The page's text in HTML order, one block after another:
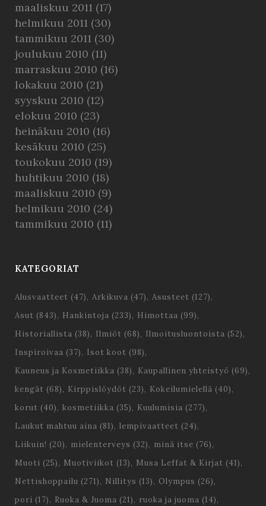
maaliskuu 2011 (17)
helmikuu 2011 (30)
tammikuu 2011 (30)
joulukuu 2010 (11)
marraskuu 2010 (16)
lokakuu 2010 (21)
syyskuu 2010 (12)
elokuu 2010 (23)
heinäkuu 2010 (16)
kesäkuu 2010 (25)
toukokuu 2010 (19)
huhtikuu 2010 (18)
maaliskuu 2010 (9)
helmikuu 2010 (24)
tammikuu 2010 (11)
KATEGORIAT
Alusvaatteet (47) Arkikuva (47) Asusteet (127)
Asut (843) Hankintoja (233) Himottaa (99)
Historiallista (38) Ilmiöt (68) Ilmoitusluontoista (52)
Inspiroivaa (37) Isot koot (98)
Kauneus ja Kosmetiikka (38) Kaupallinen yhteistyö (69)
kengät (68) Kirppislöydöt (23) Kokeilumielellä (40)
korut (40) kosmetiikka (35) Kuulumisia (277)
Laukut mahtuu aina (81) lempivaatteet (24)
Liikuin! (20) mielenterveys (32) minä itse (76)
Muoti (25) Muotiviikot (13) Musa Leffat & Kirjat (41)
Nettishoppailu (271) Nillitys (13) Olympus (26)
pori (17) Ruoka & Juoma (21) ruoka ja juoma (14)